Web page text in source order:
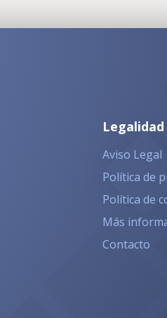
Legalidad
Aviso Legal
Política de
Política de
Más
Contacto